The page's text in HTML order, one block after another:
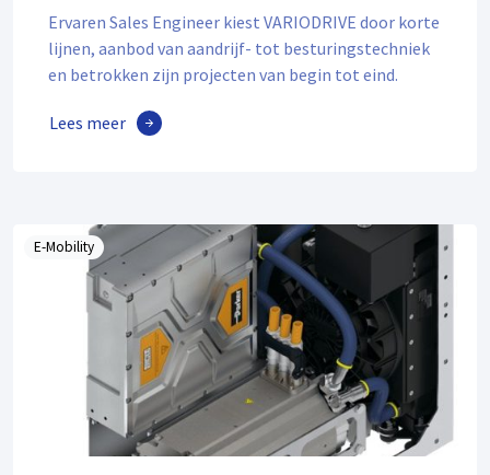
Ervaren Sales Engineer kiest VARIODRIVE door korte
lijnen, aanbod van aandrijf- tot besturingstechniek
en betrokken zijn projecten van begin tot eind.
Lees meer
E-Mobility